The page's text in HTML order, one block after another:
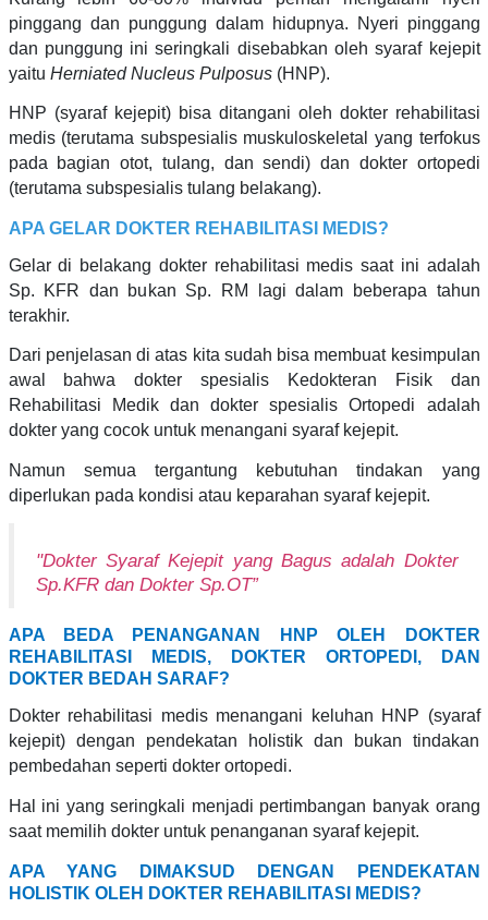
pinggang dan punggung dalam hidupnya. Nyeri pinggang
dan punggung ini seringkali disebabkan oleh syaraf kejepit
yaitu Herniated Nucleus Pulposus(HNP).
HNP (syaraf kejepit) bisa ditangani oleh dokter rehabilitasi
medis (terutama subspesialis muskuloskeletal yang terfokus
pada bagian otot, tulang, dan sendi) dan dokter ortopedi
(terutama subspesialis tulang belakang).
APA GELAR DOKTER REHABILITASI MEDIS?
Gelar di belakang dokter rehabilitasi medis saat ini adalah
Sp. KFR dan bukan Sp. RM lagi dalam beberapa tahun
terakhir.
Dari penjelasan di atas kita sudah bisa membuat kesimpulan
awal bahwa dokter spesialis Kedokteran Fisik dan
Rehabilitasi Medik dan dokter spesialis Ortopedi adalah
dokter yang cocok untuk menangani syaraf kejepit.
Namun semua tergantung kebutuhan tindakan yang
diperlukan pada kondisi atau keparahan syaraf kejepit.
"Dokter Syaraf Kejepit yang Bagus adalah Dokter
Sp.KFR dan Dokter Sp.OT”
APA BEDA PENANGANAN HNP OLEH DOKTER
REHABILITASI MEDIS, DOKTER ORTOPEDI, DAN
DOKTER BEDAH SARAF?
Dokter rehabilitasi medis menangani keluhan HNP (syaraf
kejepit) dengan pendekatan holistik dan bukan tindakan
pembedahan seperti dokter ortopedi.
Hal ini yang seringkali menjadi pertimbangan banyak orang
saat memilih dokter untuk penanganan syaraf kejepit.
APA YANG DIMAKSUD DENGAN PENDEKATAN
HOLISTIK OLEH DOKTER REHABILITASI MEDIS?